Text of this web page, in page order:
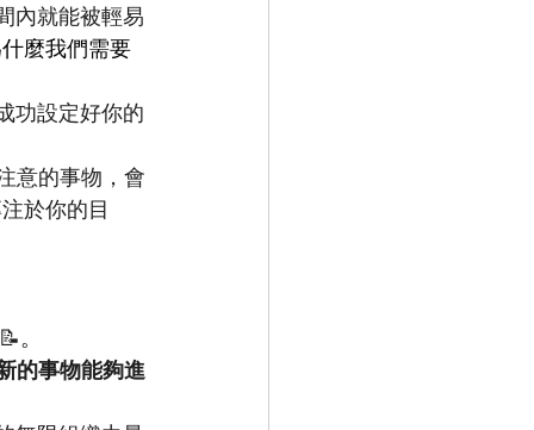
內就能被輕易
麼我們需要
功設定好你的
意的事物，會
於你的目
。
的事物能夠進